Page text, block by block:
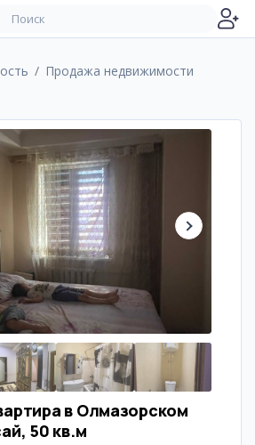
Продажа недвижимости
в Олмазорском
50 кв.м